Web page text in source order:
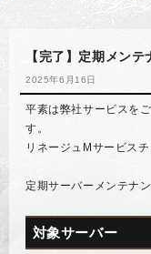
【完了】定期メン
2025年6月16日
平素は弊社サービスを
す。
リネージュMサービスチ
定期サーバーメンテナ
対象サーバー